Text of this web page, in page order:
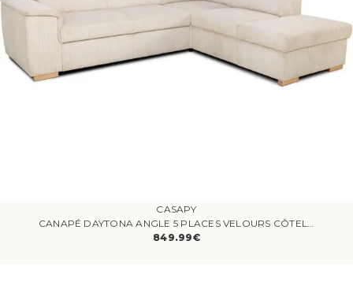
CASAPY
CANAPÉ DAYTONA ANGLE 5 PLACES VELOURS CÔTELÉ BEIGE
849.99€